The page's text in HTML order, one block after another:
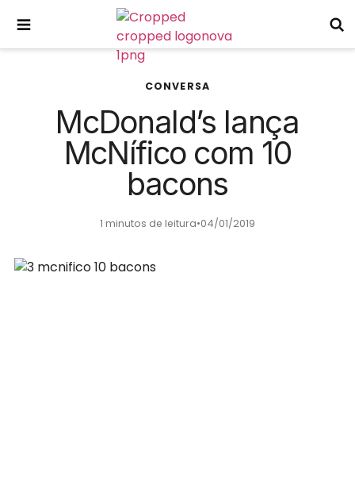
CONVERSA
McDonald’s lança
McNífico com 10
bacons
1 minutos de leitura•04/01/2019